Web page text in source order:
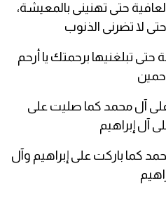
حتى تهنينى بالمعيشة،
لا تضرنى الذنوب
تبلغنيها برحمتك يا أرحم
آل محمد كما صليت على
آل إبراهيم
كما باركت على إبراهيم وآل